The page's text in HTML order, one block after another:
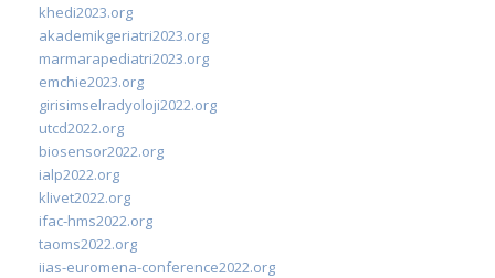
khedi2023.org
akademikgeriatri2023.org
marmarapediatri2023.org
emchie2023.org
girisimselradyoloji2022.org
utcd2022.org
biosensor2022.org
ialp2022.org
klivet2022.org
ifac-hms2022.org
taoms2022.org
iias-euromena-conference2022.org